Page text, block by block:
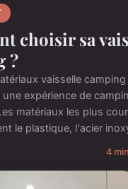
choisir sa
?
vaisselle
expérience de
matériaux les plus
le plastique, l'acier
4